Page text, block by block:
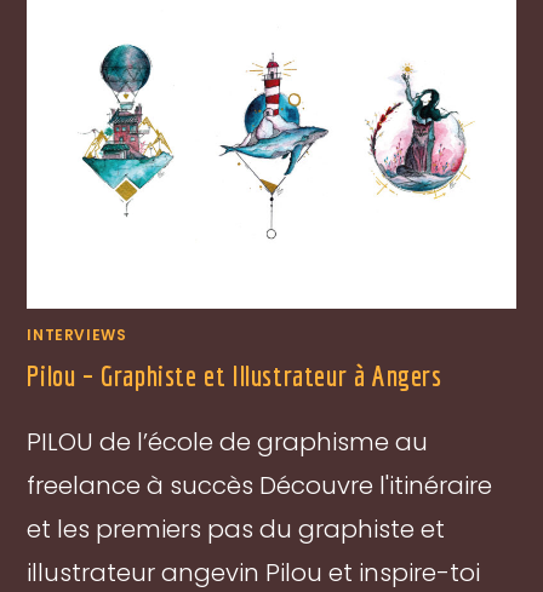
INTERVIEWS
Pilou – Graphiste et Illustrateur à Angers
PILOU de l’école de graphisme au
freelance à succès Découvre l'itinéraire
et les premiers pas du graphiste et
illustrateur angevin Pilou et inspire-toi